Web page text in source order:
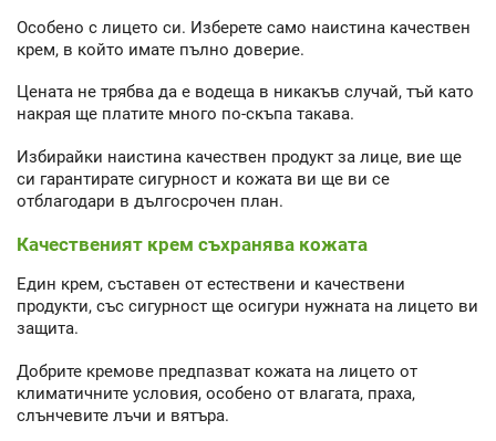
Особено с лицето си. Изберете само наистина качествен
крем, в който имате пълно доверие.
Цената не трябва да е водеща в никакъв случай, тъй като
накрая ще платите много по-скъпа такава.
Избирайки наистина качествен продукт за лице, вие ще
си гарантирате сигурност и кожата ви ще ви се
отблагодари в дългосрочен план.
Качественият крем съхранява кожата
Един крем, съставен от естествени и качествени
продукти, със сигурност ще осигури нужната на лицето ви
защита.
Добрите кремове предпазват кожата на лицето от
климатичните условия, особено от влагата, праха,
слънчевите лъчи и вятъра.